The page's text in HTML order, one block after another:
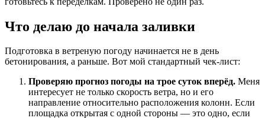
Что делаю до начала заливки
Подготовка в ветреную погоду начинается не в день
бетонирования, а раньше. Вот мой стандартный чек-лист:
Проверяю прогноз погоды на трое суток вперёд. Меня
интересует не только скорость ветра, но и его
направление относительно расположения колонн. Если
площадка открытая с одной стороны — это одно, если